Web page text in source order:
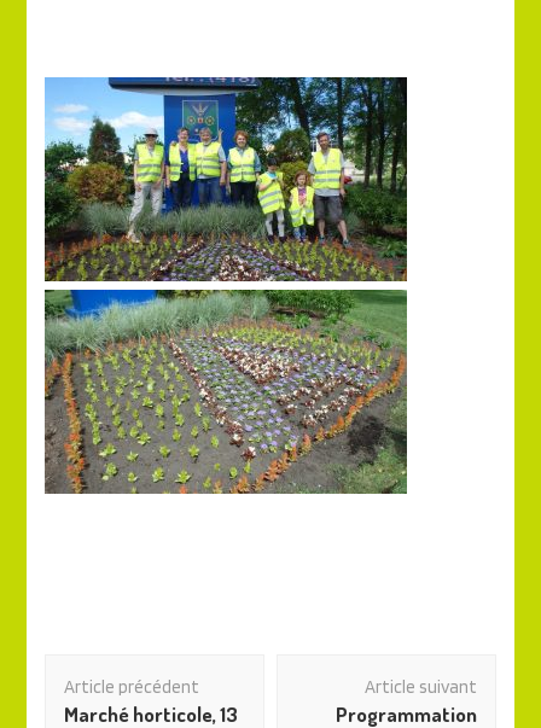
des
Article précédent
Marché horticole, 13
Article suivant
Programmation